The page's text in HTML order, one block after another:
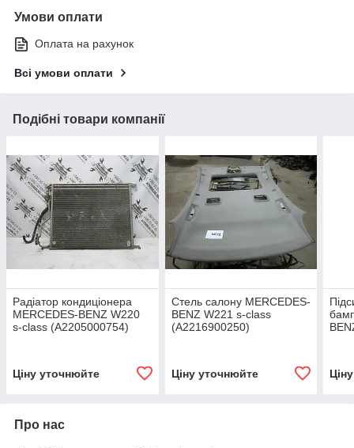
Умови оплати
Оплата на рахунок
Всі умови оплати
Подібні товари компанії
Радіатор кондиціонера
MERCEDES-BENZ W220
s-class (A2205000754)
Ціну уточнюйте
Стель салону MERCEDES-
BENZ W221 s-class
(A2216900250)
Ціну уточнюйте
Про нас